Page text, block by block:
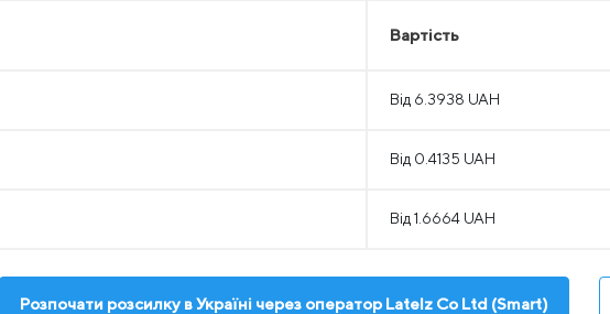
Вартість
Від 6.3938 UAH
Від 0.4135 UAH
Від 1.6664 UAH
Розпочати розсилку в Україні через оператор Latelz Co Ltd (Smart)